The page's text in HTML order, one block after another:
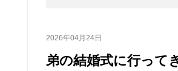
2026年04月24日
弟の結婚式に行って